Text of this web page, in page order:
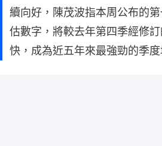
續向好，陳茂波指本周公布的
估數字，將較去年第四季經修
快，成為近五年來最強勁的季度